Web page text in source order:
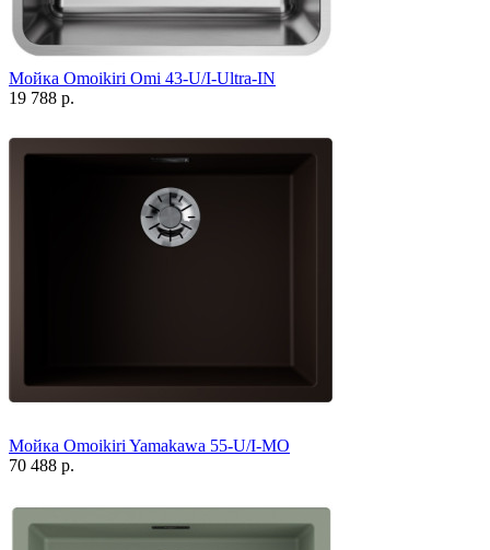
Мойка Omoikiri Omi 43-U/I-Ultra-IN
19 788 р.
Мойка Omoikiri Yamakawa 55-U/I-MO
70 488 р.